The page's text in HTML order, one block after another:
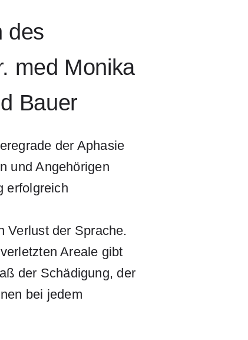
des
med Monika
Bauer
der Aphasie
und Angehörigen
erfolgreich
Verlust der Sprache.
Areale gibt
der Schädigung, der
bei jedem